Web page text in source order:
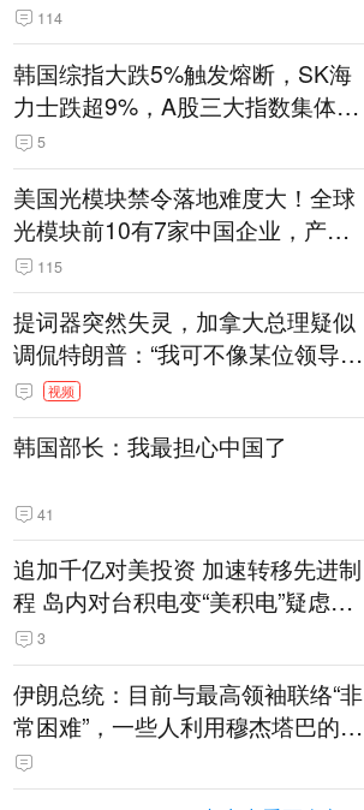
114
韩国综指大跌5%触发熔断，SK海
力士跌超9%，A股三大指数集体低
开 5
美国光模块禁令落地难度大！全球
光模块前10有7家中国企业，产业
界人士：想“脱钩”并不容易
115
提词器突然失灵，加拿大总理疑似
调侃特朗普：“我可不像某位领导
人，把这当成一场阴谋”，全场哄笑
视频
韩国部长：我最担心中国了
41
追加千亿对美投资 加速转移先进制
程 岛内对台积电变“美积电”疑虑担
忧加剧
3
伊朗总统：目前与最高领袖联络“非
常困难”，一些人利用穆杰塔巴的正
常决策过程在伊朗内部制造分歧